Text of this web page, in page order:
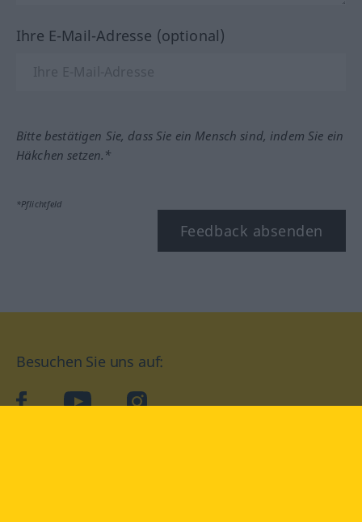
Ihre E-Mail-Adresse (optional)
Bitte bestätigen Sie, dass Sie ein Mensch sind, indem Sie ein
Häkchen setzen.*
*Pflichtfeld
Feedback absenden
Besuchen Sie uns auf:
facebookYouTube Instagram